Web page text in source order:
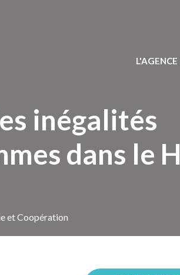
L'AGENCE
inégalités
dans le
et Coopération